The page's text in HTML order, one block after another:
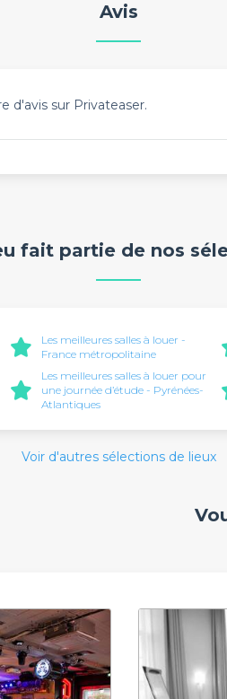
Avis
d'avis sur Privateaser.
fait partie de nos
Les meilleures salles à louer -
France métropolitaine
Les meilleures salles à louer pour
une journée d’étude - Pyrénées-
Atlantiques
Voir d'autres sélections de lieux